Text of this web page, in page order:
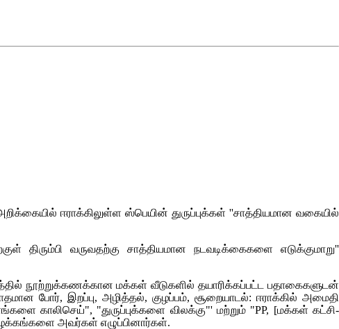
ஈராக்கிலுள்ள ஸ்பெயின் துருப்புக்கள் ''சாத்தியமான வகையில்
திரும்பி வருவதற்கு சாத்தியமான நடவடிக்கைகளை எடுக்குமாறு''
நூற்றுக்கணக்கான மக்கள் வீடுகளில் தயாரிக்கப்பட்ட பதாகைகளுடன்
போர், இறப்பு, அழித்தல், குழப்பம், சூறையாடல்: ஈராக்கில் அமைதி
காலிசெய்", "துருப்புக்களை விலக்கு"' மற்றும் "PP, [மக்கள் கட்சி-
அவர்கள் எழுப்பினார்கள்.